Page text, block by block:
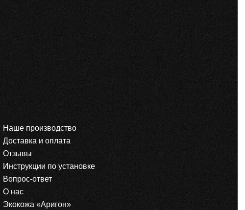
Наше производство
Доставка и оплата
Отзывы
Инструкции по установке
Вопрос-ответ
О нас
Экокожа «Аригон»